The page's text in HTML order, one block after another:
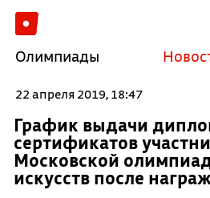
Олимпиады
22 апреля 2019, 18:47
График выдачи
сертификатов
Московской
искусств после